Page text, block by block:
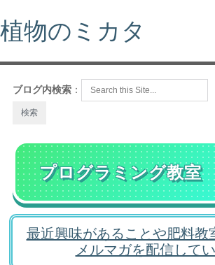
植物のミカタ
ブログ内検索 ：
プログラミング教室
最近興味があることや肥料教
メルマガを配信して